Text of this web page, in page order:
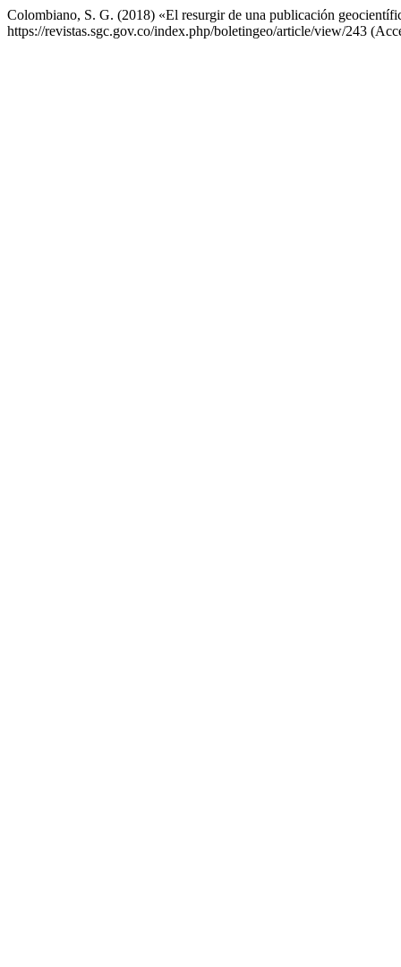
Colombiano, S. G. (2018) «El resurgir de una publicación
https://revistas.sgc.gov.co/index.php/boletingeo/article/view/243